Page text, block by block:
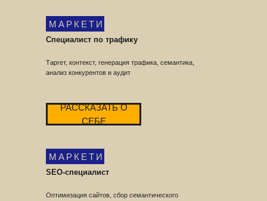
МАРКЕТИНГ
Специалист по трафику
Таргет, контекст, генерация трафика, семантика,
анализ конкурентов и аудит
РАССКАЗАТЬ О
СЕБЕ
SEO-специалист
Оптимизация сайтов, сбор семантического
МАРКЕТИНГ